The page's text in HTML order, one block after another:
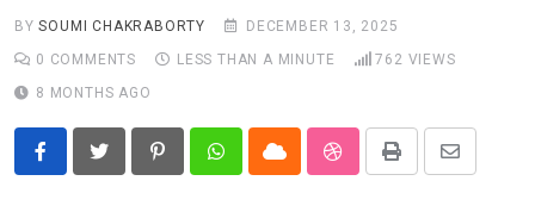
BYSOUMI CHAKRABORTY
DECEMBER 13, 2025
0 COMMENTS LESS THAN A MINUTE 762 VIEWS
8 MONTHS AGO
PinterestWhatsappCloud StumbleUpon
Print
Share